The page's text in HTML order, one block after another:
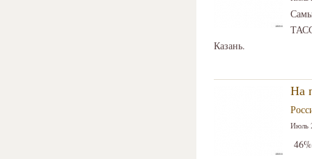
Казань.
На
Июль